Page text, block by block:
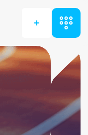
+